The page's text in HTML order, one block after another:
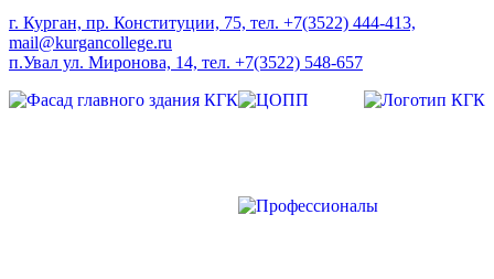
г. Курган, пр. Конституции, 75, тел. +7(3522) 444-413,
mail@kurgancollege.ru
п.Увал ул. Миронова, 14, тел. +7(3522) 548-657